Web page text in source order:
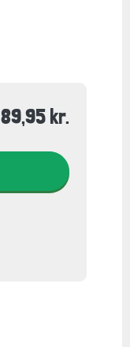
89,95 kr.